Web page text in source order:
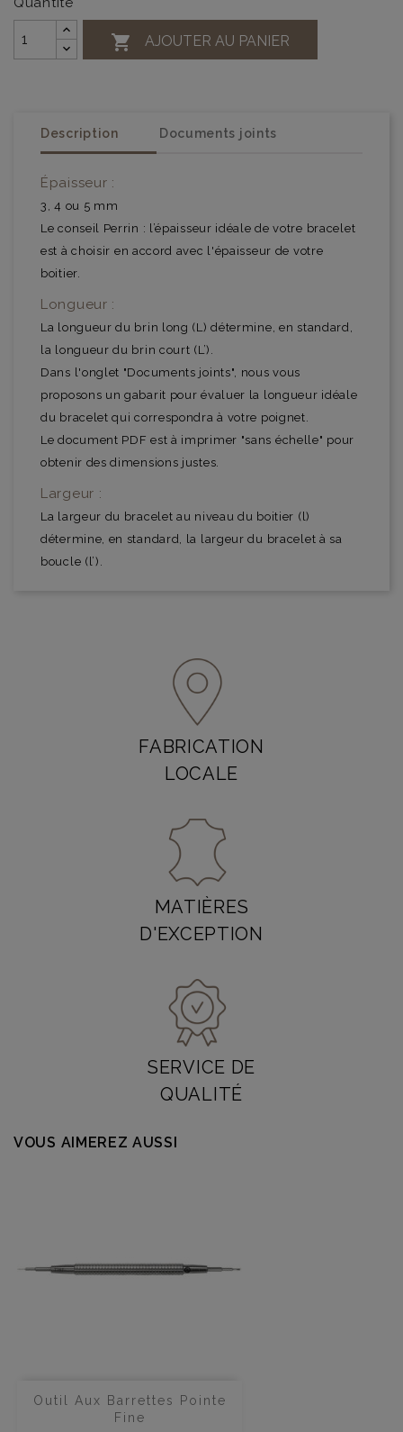
 AJOUTER AU PANIER
Description Documents joints
Épaisseur :
3, 4 ou 5 mm
Le conseil Perrin : l’épaisseur idéale de votre bracelet
est à choisir en accord avec l'épaisseur de votre
boitier.
Longueur :
La longueur du brin long (L) détermine, en standard,
la longueur du brin court (L’).
Dans l'onglet "Documents joints", nous vous
proposons un gabarit pour évaluer la longueur idéale
du bracelet qui correspondra à votre poignet.
Le document PDF est à imprimer "sans échelle" pour
obtenir des dimensions justes.
Largeur :
La largeur du bracelet au niveau du boitier (l)
détermine, en standard, la largeur du bracelet à sa
boucle (l’).
FABRICATION
LOCALE
MATIÈRES
D'EXCEPTION
SERVICE DE
QUALITÉ
VOUS AIMEREZ AUSSI
Outil Aux Barrettes Pointe
Fine